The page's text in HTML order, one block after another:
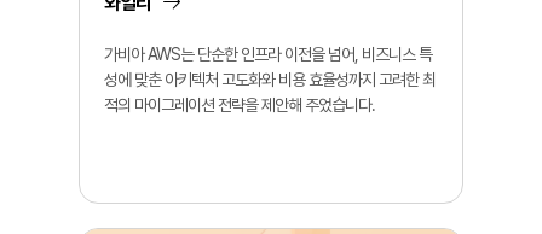
가비아 AWS는 단순한 인프라 이전을 넘어, 비즈니스 특
성에 맞춘 아키텍처 고도화와 비용 효율성까지 고려한 최
적의 마이그레이션 전략을 제안해 주었습니다.